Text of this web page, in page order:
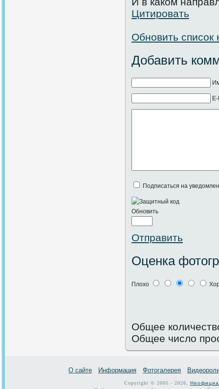
Цитировать
Обновить список
Добавить
Подписаться на
Обновить
Отправить
Оценка
Плохо
Общее
Общее число
О сайте Информация Фотогалерея
Copyright © 2005 - 2026,